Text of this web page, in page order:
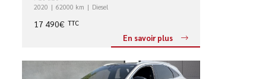
2020 62000 km Diesel
17 490€ TTC
En savoir plus